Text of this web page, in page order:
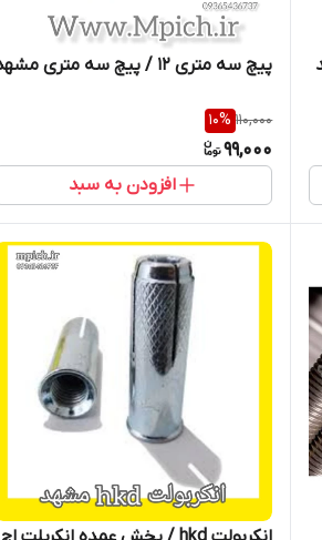
پیچ سه متری 12 / پیچ سه متری مشهد
110,000
10%
99,000
افزودن به سبد